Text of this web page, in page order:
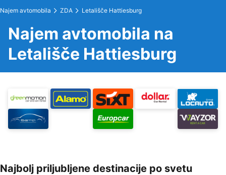
Najem avtomobila ZDA Letališče Hattiesburg
Najem avtomobila na
Letališče Hattiesburg
Najbolj priljubljene destinacije po svetu